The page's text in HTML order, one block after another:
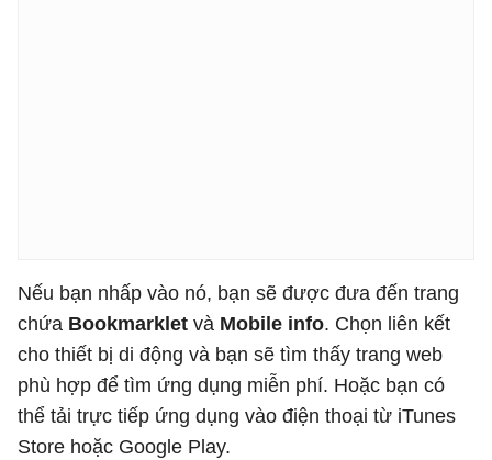
Nếu bạn nhấp vào nó, bạn sẽ được đưa đến trang
chứa Bookmarklet và Mobile info. Chọn liên kết
cho thiết bị di động và bạn sẽ tìm thấy trang web
phù hợp để tìm ứng dụng miễn phí. Hoặc bạn có
thể tải trực tiếp ứng dụng vào điện thoại từ iTunes
Store hoặc Google Play.